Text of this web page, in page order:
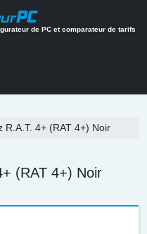
PC
de PC et comparateur de tarifs
R.A.T. 4+ (RAT 4+) Noir
(RAT 4+) Noir